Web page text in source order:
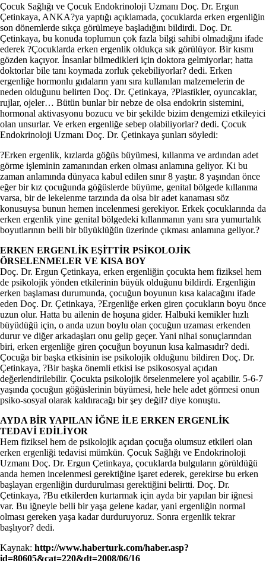
Çocuk Sağlığı ve Çocuk Endokrinoloji Uzmanı Doç. Dr. Ergun
Çetinkaya, ANKA?ya yaptığı açıklamada, çocuklarda erken ergenliğin
son dönemlerde sıkça görülmeye başladığını bildirdi. Doç. Dr.
Çetinkaya, bu konuda toplumun çok fazla bilgi sahibi olmadığını ifade
ederek ?Çocuklarda erken ergenlik oldukça sık görülüyor. Bir kısmı
gözden kaçıyor. İnsanlar bilmedikleri için doktora gelmiyorlar; hatta
doktorlar bile tanı koymada zorluk çekebiliyorlar? dedi. Erken
ergenliğe hormonlu gıdaların yanı sıra kullanılan malzemelerin de
neden olduğunu belirten Doç. Dr. Çetinkaya, ?Plastikler, oyuncaklar,
rujlar, ojeler… Bütün bunlar bir nebze de olsa endokrin sistemini,
hormonal aktivasyonu bozucu ve bir şekilde bizim dengemizi etkileyici
olan unsurlar. Ve erken ergenliğe sebep olabiliyorlar? dedi. Çocuk
Endokrinoloji Uzmanı Doç. Dr. Çetinkaya şunları söyledi:
?Erken ergenlik, kızlarda göğüs büyümesi, kıllanma ve ardından adet
görme işleminin zamanından erken olması anlamına geliyor. Ki bu
zaman anlamında dünyaca kabul edilen sınır 8 yaştır. 8 yaşından önce
eğer bir kız çocuğunda göğüslerde büyüme, genital bölgede kıllanma
varsa, bir de lekelenme tarzında da olsa bir adet kanaması söz
konusuysa bunun hemen incelenmesi gerekiyor. Erkek çocuklarında da
erken ergenlik yine genital bölgedeki kıllanmanın yanı sıra yumurtalık
boyutlarının belli bir büyüklüğün üzerinde çıkması anlamına geliyor.?
ERKEN ERGENLİK EŞİTTİR PSİKOLOJİK
ÖRSELENMELER VE KISA BOY
Doç. Dr. Ergun Çetinkaya, erken ergenliğin çocukta hem fiziksel hem
de psikolojik yönden etkilerinin büyük olduğunu bildirdi. Ergenliğin
erken başlaması durumunda, çocuğun boyunun kısa kalacağını ifade
eden Doç. Dr. Çetinkaya, ?Ergenliğe erken giren çocukların boyu önce
uzun olur. Hatta bu ailenin de hoşuna gider. Halbuki kemikler hızlı
büyüdüğü için, o anda uzun boylu olan çocuğun uzaması erkenden
durur ve diğer arkadaşları onu gelip geçer. Yani nihai sonuçlarından
biri, erken ergenliğe giren çocuğun boyunun kısa kalmasıdır? dedi.
Çocuğa bir başka etkisinin ise psikolojik olduğunu bildiren Doç. Dr.
Çetinkaya, ?Bir başka önemli etkisi ise psikososyal açıdan
değerlendirilebilir. Çocukta psikolojik örselenmelere yol açabilir. 5-6-7
yaşında çocuğun göğüslerinin büyümesi, hele hele adet görmesi onun
psiko-sosyal olarak kaldıracağı bir şey değil? diye konuştu.
AYDA BİR YAPILAN İĞNE İLE ERKEN ERGENLİK
TEDAVİ EDİLİYOR
Hem fiziksel hem de psikolojik açıdan çocuğa olumsuz etkileri olan
erken ergenliği tedavisi mümkün. Çocuk Sağlığı ve Endokrinoloji
Uzmanı Doç. Dr. Ergun Çetinkaya, çocuklarda bulguların görüldüğü
anda hemen incelenmesi gerektiğine işaret ederek, gerekirse bu erken
başlayan ergenliğin durdurulması gerektiğini belirtti. Doç. Dr.
Çetinkaya, ?Bu etkilerden kurtarmak için ayda bir yapılan bir iğnesi
var. Bu iğneyle belli bir yaşa gelene kadar, yani ergenliğin normal
olması gereken yaşa kadar durduruyoruz. Sonra ergenlik tekrar
başlıyor? dedi.
Kaynak: http://www.haberturk.com/haber.asp?
id=80605&cat=220&dt=2008/06/16